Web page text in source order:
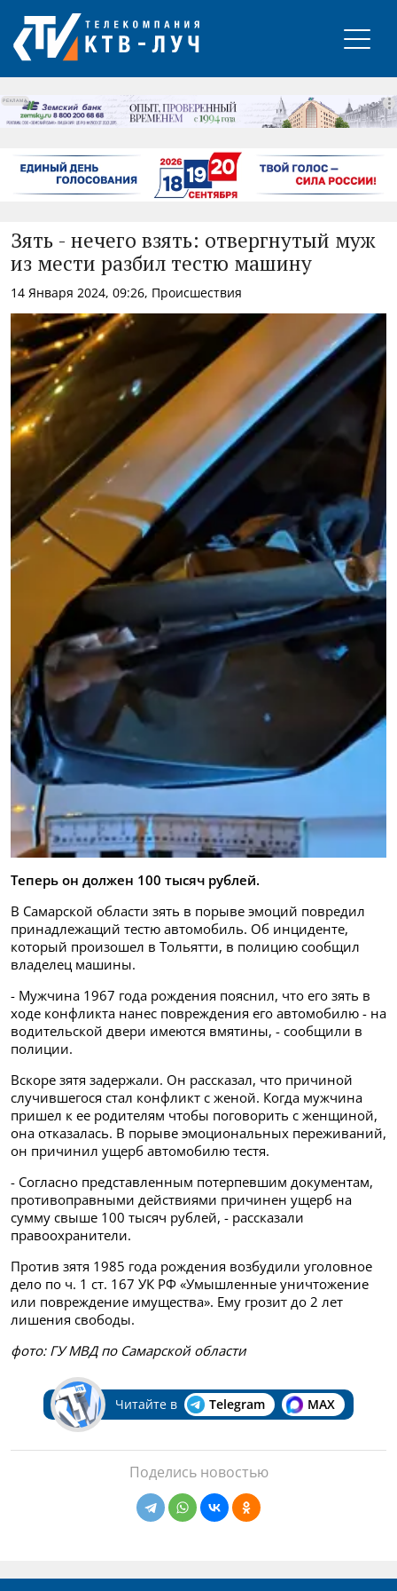
РЕКЛАМА
Зять - нечего взять: отвергнутый муж
из мести разбил тестю машину
14 Января 2024, 09:26, Происшествия
Теперь он должен 100 тысяч рублей.
В Самарской области зять в порыве эмоций повредил
принадлежащий тестю автомобиль. Об инциденте,
который произошел в Тольятти, в полицию сообщил
владелец машины.
- Мужчина 1967 года рождения пояснил, что его зять в
ходе конфликта нанес повреждения его автомобилю - на
водительской двери имеются вмятины, - сообщили в
полиции.
Вскоре зятя задержали. Он рассказал, что причиной
случившегося стал конфликт с женой. Когда мужчина
пришел к ее родителям чтобы поговорить с женщиной,
она отказалась. В порыве эмоциональных переживаний,
он причинил ущерб автомобилю тестя.
- Согласно представленным потерпевшим документам,
противоправными действиями причинен ущерб на
сумму свыше 100 тысяч рублей, - рассказали
правоохранители.
Против зятя 1985 года рождения возбудили уголовное
дело по ч. 1 ст. 167 УК РФ «Умышленные уничтожение
или повреждение имущества». Ему грозит до 2 лет
лишения свободы.
фото: ГУ МВД по Самарской области
Читайте в Telegram MAX
Поделись новостью